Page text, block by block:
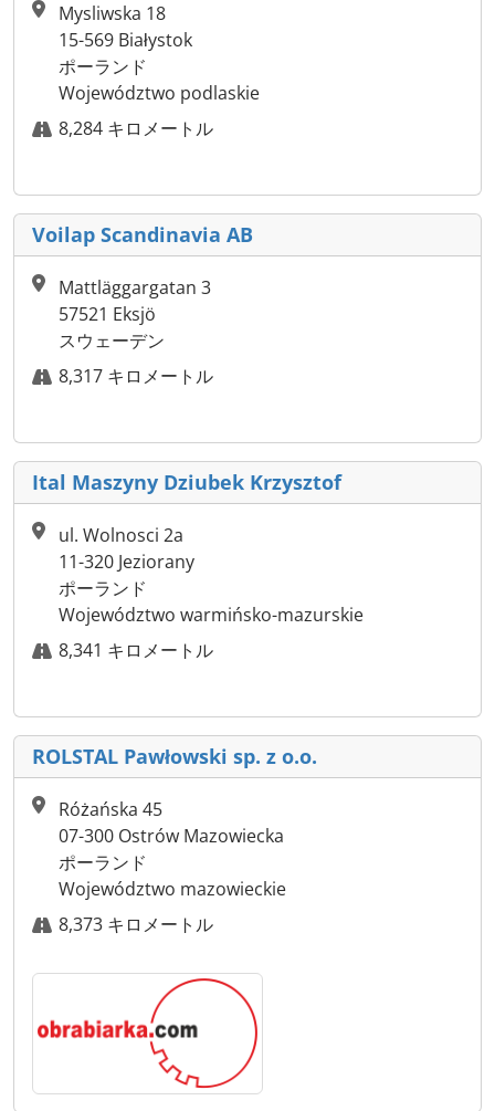
Mysliwska 18
15-569 Białystok
ポーランド
Województwo podlaskie
8,284 キロメートル
Voilap Scandinavia AB
Mattläggargatan 3
57521 Eksjö
スウェーデン
8,317 キロメートル
Ital Maszyny Dziubek Krzysztof
ul. Wolnosci 2a
11-320 Jeziorany
ポーランド
Województwo warmińsko-mazurskie
8,341 キロメートル
ROLSTAL Pawłowski sp. z o.o.
Różańska 45
07-300 Ostrów Mazowiecka
ポーランド
Województwo mazowieckie
8,373 キロメートル